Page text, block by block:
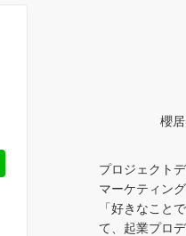
櫻
プロジェクト
マーケティン
「好きなこと
て、起業プロ